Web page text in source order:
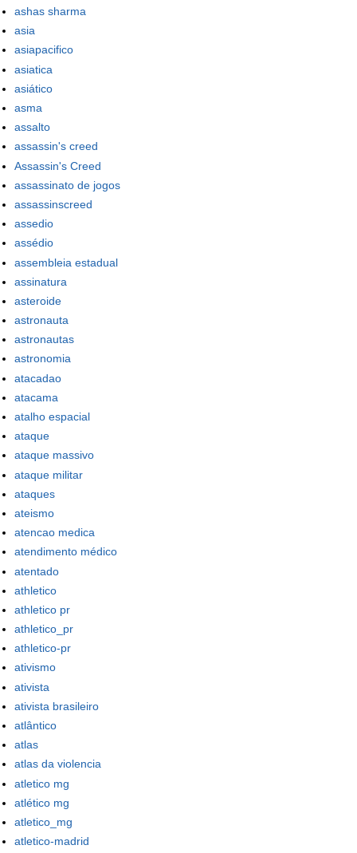
ashas sharma
asia
asiapacifico
asiatica
asiático
asma
assalto
assassin's creed
Assassin's Creed
assassinato de jogos
assassinscreed
assedio
assédio
assembleia estadual
assinatura
asteroide
astronauta
astronautas
astronomia
atacadao
atacama
atalho espacial
ataque
ataque massivo
ataque militar
ataques
ateismo
atencao medica
atendimento médico
atentado
athletico
athletico pr
athletico_pr
athletico-pr
ativismo
ativista
ativista brasileiro
atlântico
atlas
atlas da violencia
atletico mg
atlético mg
atletico_mg
atletico-madrid